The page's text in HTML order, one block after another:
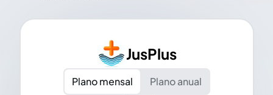
JusPlus
Plano mensal
Plano anual